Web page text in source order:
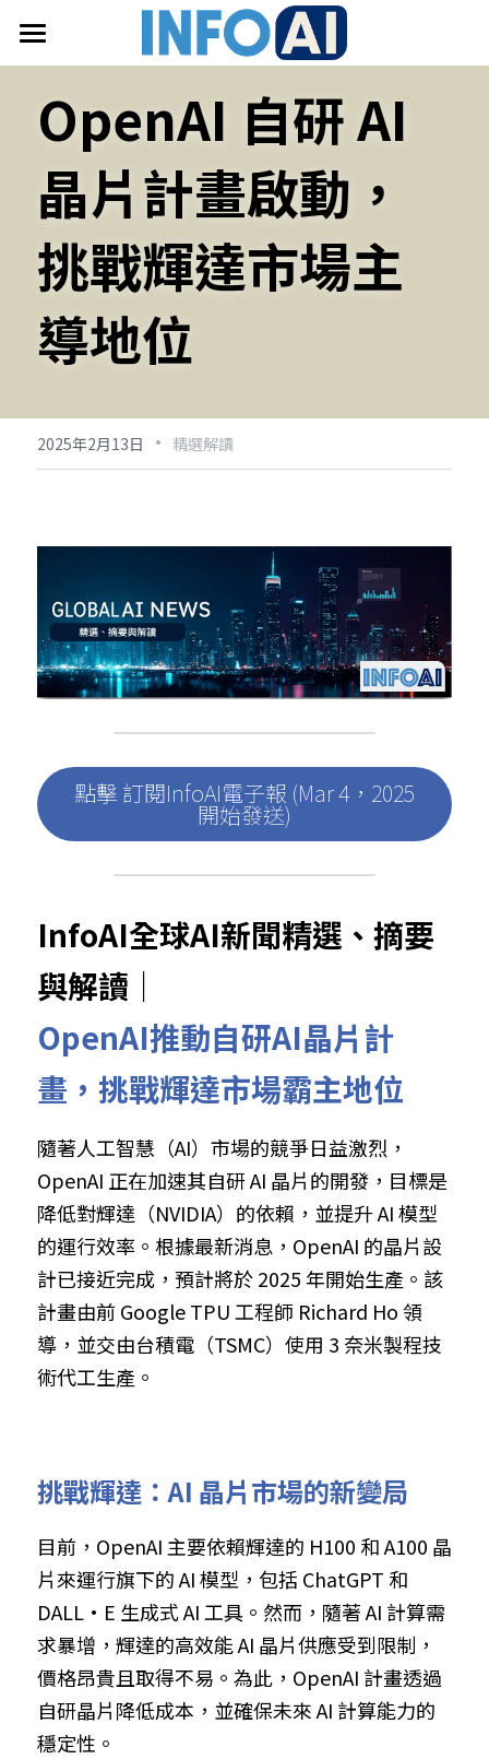
首頁
關於InfoAI
訂閱電子報
最新文章
搜索
email聯絡
OpenAI 自研 AI
晶片計畫啟動，
挑戰輝達市場主
導地位
2025年2月13日 · 精選解讀
點擊 訂閱InfoAI電子報 (Mar 4，2025
開始發送)
InfoAI全球AI新聞精選、摘要
與解讀｜
OpenAI推動自研AI晶片計
畫，挑戰輝達市場霸主地位
隨著人工智慧（AI）市場的競爭日益激烈，
OpenAI 正在加速其自研 AI 晶片的開發，目標是
降低對輝達（NVIDIA）的依賴，並提升 AI 模型
的運行效率。根據最新消息，OpenAI 的晶片設
計已接近完成，預計將於 2025 年開始生產。該
計畫由前 Google TPU 工程師 Richard Ho 領
導，並交由台積電（TSMC）使用 3 奈米製程技
術代工生產。
挑戰輝達：AI 晶片市場的新變局
目前，OpenAI 主要依賴輝達的 H100 和 A100 晶
片來運行旗下的 AI 模型，包括 ChatGPT 和
DALL·E 生成式 AI 工具。然而，隨著 AI 計算需
求暴增，輝達的高效能 AI 晶片供應受到限制，
價格昂貴且取得不易。為此，OpenAI 計畫透過
自研晶片降低成本，並確保未來 AI 計算能力的
穩定性。